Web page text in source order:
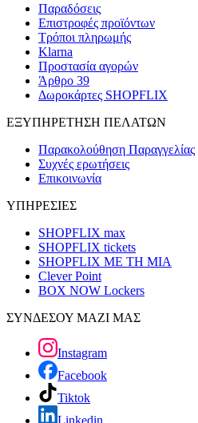
Παραδόσεις
Επιστροφές προϊόντων
Τρόποι πληρωμής
Klarna
Προστασία αγορών
Άρθρο 39
Δωροκάρτες SHOPFLIX
ΕΞΥΠΗΡΕΤΗΣΗ ΠΕΛΑΤΩΝ
Παρακολούθηση Παραγγελίας
Συχνές ερωτήσεις
Επικοινωνία
ΥΠΗΡΕΣΙΕΣ
SHOPFLIX max
SHOPFLIX tickets
SHOPFLIX ΜΕ ΤΗ ΜΙΑ
Clever Point
BOX NOW Lockers
ΣΥΝΔΕΣΟΥ ΜΑΖΙ ΜΑΣ
Instagram
Facebook
Tiktok
Linkedin